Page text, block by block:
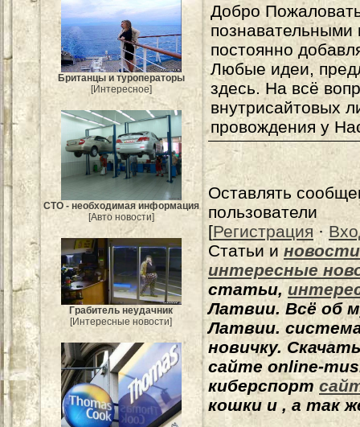
Британцы и туроператоры
[Интересное]
СТО - необходимая информация
[Авто новости]
Грабитель неудачник
[Интересные новости]
Добро
постоянно
Любые идеи,
здесь. На всё
внутрисайтовых
провождения у
Оставлять
пользователи
[Регистрация ·
Статьи и
интересные
статьи,
Латвии. Всё об
Латвии.
новичку.
сайте online-
киберспорт
кошки и , а так